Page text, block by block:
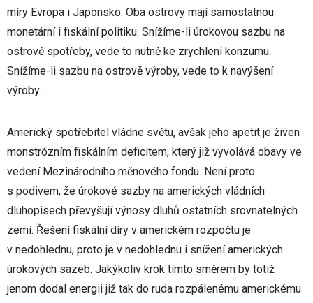
míry Evropa i Japonsko. Oba ostrovy mají samostatnou
monetární i fiskální politiku. Snížíme-li úrokovou sazbu na
ostrově spotřeby, vede to nutně ke zrychlení konzumu.
Snížíme-li sazbu na ostrově výroby, vede to k navýšení
výroby.
Americký spotřebitel vládne světu, avšak jeho apetit je živen
monstrózním fiskálním deficitem, který již vyvolává obavy ve
vedení Mezinárodního měnového fondu. Není proto
s podivem, že úrokové sazby na amerických vládních
dluhopisech převyšují výnosy dluhů ostatních srovnatelných
zemí. Řešení fiskální díry v americkém rozpočtu je
v nedohlednu, proto je v nedohlednu i snížení amerických
úrokových sazeb. Jakýkoliv krok tímto směrem by totiž
jenom dodal energii již tak do ruda rozpálenému americkému